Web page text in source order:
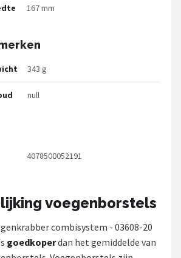
167 mm
343 g
null
4078500052191
voegenborstels
combisystem - 03608-20
goedkoperdan het gemiddelde van